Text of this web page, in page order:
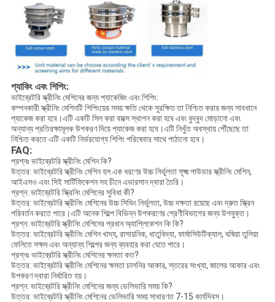
প্যাকিং এবং শিপিং:
ভাইব্রেটরি স্ক্রীনিং মেশিনের জন্য প্যাকেজিং এবং শিপিং:
কম্পনকারী স্ক্রীনিং মেশিনটি শিপিংয়ের সময় ক্ষতি থেকে সুরক্ষিত তা নিশ্চিত করার জন্য সাবধানে
প্যাকেজ করা হবে।এটি একটি সিল করা বাক্সে স্থাপন করা হবে এবং বুদ্বুদ মোড়ানো এবং
অন্যান্য প্রতিরক্ষামূলক উপকরণ দিয়ে প্যাকেজ করা হবে।এটি নিখুঁত অবস্থায় পৌঁছেছে তা
নিশ্চিত করতে এটি একটি নির্ভরযোগ্য শিপিং পরিষেবার সাথে পাঠানো হবে।
FAQ:
প্রশ্নঃ ভাইব্রেটরি স্ক্রীনিং মেশিন কি?
উত্তর: ভাইব্রেটরি স্ক্রীনিং মেশিন হল এক ধরণের উচ্চ নির্ভুলতা সূক্ষ্ম পাউডার স্ক্রীনিং মেশিন,
আইএসও এবং সিই সার্টিফিকেশন সহ চীনে এভারসান দ্বারা তৈরি।
প্রশ্ন: ভাইব্রেটরি স্ক্রিনিং মেশিনের সুবিধা কী?
উত্তর: ভাইব্রেটরি স্ক্রীনিং মেশিনের উচ্চ সিভিং নির্ভুলতা, উচ্চ দক্ষতা রয়েছে এবং দ্রুত স্ক্রিন
পরিবর্তন করতে পারে।এটি অনেক শিল্পে বিভিন্ন উপকরণের শ্রেণীবিভাগের জন্য উপযুক্ত।
প্রশ্ন: ভাইব্রেটরি স্ক্রীনিং মেশিনের প্রধান অ্যাপ্লিকেশন কি কি?
উত্তর: ভাইব্রেটরি স্ক্রীনিং মেশিন খাদ্য, রাসায়নিক, ধাতুবিদ্যা, ফার্মাসিউটিক্যাল, ঘষিয়া তুলিয়া
ফেলিতে সক্ষম এবং অন্যান্য শিল্পের জন্য ব্যবহার করা যেতে পারে।
প্রশ্নঃ ভাইব্রেটরি স্ক্রীনিং মেশিনের ক্ষমতা কত?
উত্তর: ভাইব্রেটরি স্ক্রীনিং মেশিনের ক্ষমতা চালনির আকার, স্তরের সংখ্যা, জালের আকার এবং
উপকরণ দ্বারা নির্ধারিত হয়।
প্রশ্ন: ভাইব্রেটরি স্ক্রীনিং মেশিনের জন্য ডেলিভারি সময় কি?
উত্তর: ভাইব্রেটরি স্ক্রীনিং মেশিনের ডেলিভারি সময় সাধারণত 7-15 কার্যদিবস।